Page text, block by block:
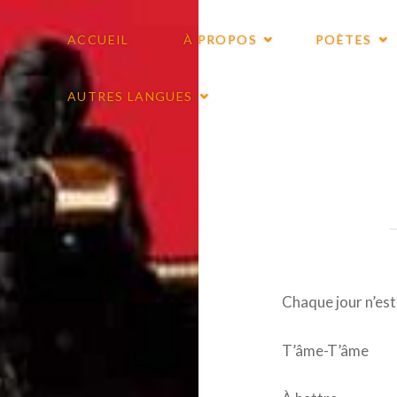
ACCUEIL À PROPOS POÈTES
AUTRES LANGUES
Chaque jour
T’âme-T’âme